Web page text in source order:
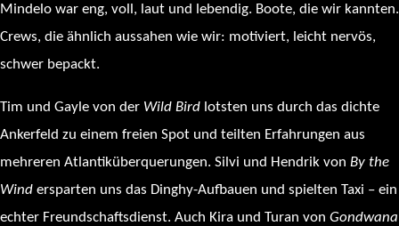
Mindelo war eng, voll, laut und lebendig. Boote, die wir kannten.
Crews, die ähnlich aussahen wie wir: motiviert, leicht nervös,
schwer bepackt.
Tim und Gayle von der Wild Bird lotsten uns durch das dichte
Ankerfeld zu einem freien Spot und teilten Erfahrungen aus
mehreren Atlantiküberquerungen. Silvi und Hendrik von By the
Wind ersparten uns das Dinghy-Aufbauen und spielten Taxi – ein
echter Freundschaftsdienst. Auch Kira und Turan von Gondwana